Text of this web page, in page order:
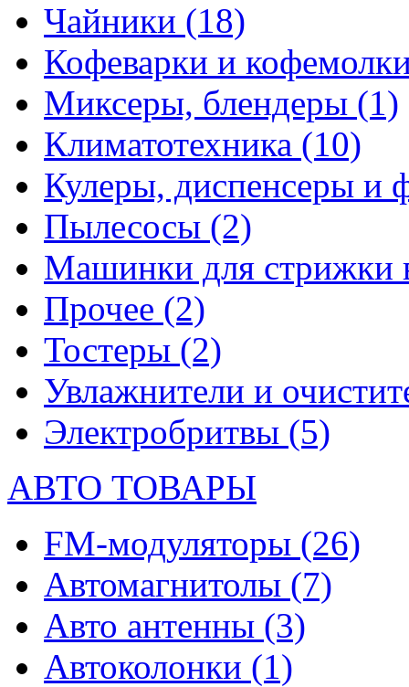
Чайники (18)
Кофеварки и
Миксеры, блендеры (1)
Климатотехника (10)
Кулеры, диспенсеры и
Пылесосы (2)
Машинки для стрижки
Прочее (2)
Тостеры (2)
Увлажнители и
Электробритвы (5)
АВТО ТОВАРЫ
FM-модуляторы (26)
Автомагнитолы (7)
Авто антенны (3)
Автоколонки (1)